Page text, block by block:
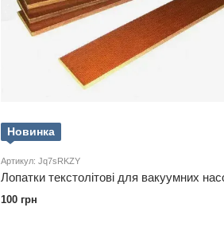
Новинка
Артикул: Jq7sRKZY
Лопатки текстолітові для вакуумних
100 грн